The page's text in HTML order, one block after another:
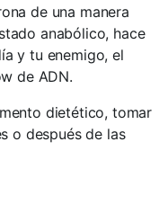
de una manera
anabólico, hace
y tu enemigo, el
de ADN.
dietético, tomar
o después de las